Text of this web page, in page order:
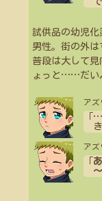
試供品の幼児化
男性。街の外は
普段は大して
ょっと ……だい
アズ
…
アズ